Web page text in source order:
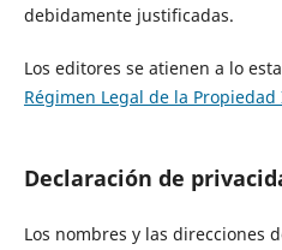
debidamente justificadas.
Los editores se atienen a lo
Régimen Legal de la
Declaración de
Los nombres y las direcciones